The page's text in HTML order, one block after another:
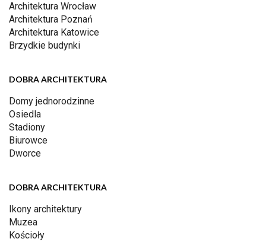
Architektura Wrocław
Architektura Poznań
Architektura Katowice
Brzydkie budynki
DOBRA ARCHITEKTURA
Domy jednorodzinne
Osiedla
Stadiony
Biurowce
Dworce
DOBRA ARCHITEKTURA
Ikony architektury
Muzea
Kościoły